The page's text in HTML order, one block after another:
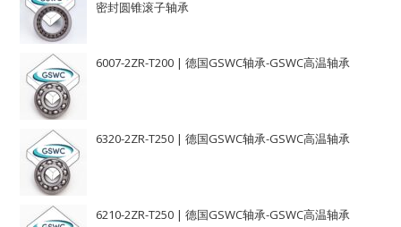
密封圆锥滚子轴承
6007-2ZR-T200 | 德国GSWC轴承-GSWC高温轴承
6320-2ZR-T250 | 德国GSWC轴承-GSWC高温轴承
6210-2ZR-T250 | 德国GSWC轴承-GSWC高温轴承